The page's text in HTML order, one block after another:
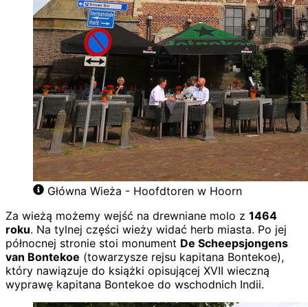
Główna Wieża - Hoofdtoren w Hoorn
Za wieżą możemy wejść na drewniane molo z 1464
roku. Na tylnej części wieży widać herb miasta. Po jej
północnej stronie stoi monument De Scheepsjongens
van Bontekoe (towarzysze rejsu kapitana Bontekoe),
który nawiązuje do książki opisującej XVII wieczną
wyprawę kapitana Bontekoe do wschodnich Indii.